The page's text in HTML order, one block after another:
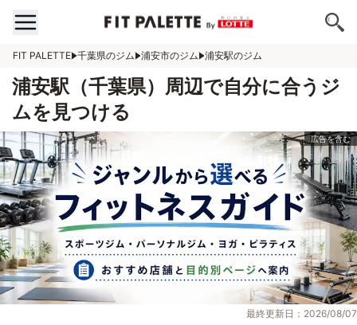
FIT PALETTE 千葉県のジム 浦安市のジム 浦安駅のジム
浦安駅（千葉県）周辺で自分に合うジ
ムを見つける
最終更新日：2026/08/07